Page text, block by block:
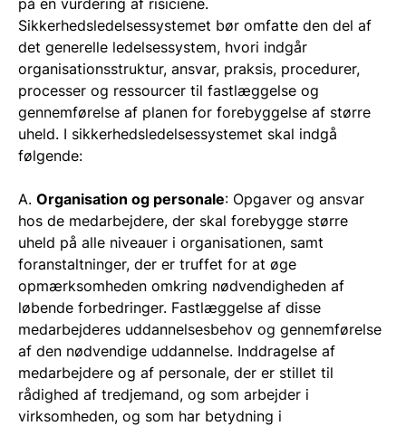
Sikkerhedsledelsessystemet bør omfatte den del af
det generelle ledelsessystem, hvori indgår
organisationsstruktur, ansvar, praksis, procedurer,
processer og ressourcer til fastlæggelse og
gennemførelse af planen for forebyggelse af større
uheld. I sikkerhedsledelsessystemet skal indgå
følgende:
A. Organisation og personale: Opgaver og ansvar
hos de medarbejdere, der skal forebygge større
uheld på alle niveauer i organisationen, samt
foranstaltninger, der er truffet for at øge
opmærksomheden omkring nødvendigheden af
løbende forbedringer. Fastlæggelse af disse
medarbejderes uddannelsesbehov og gennemførelse
af den nødvendige uddannelse. Inddragelse af
medarbejdere og af personale, der er stillet til
rådighed af tredjemand, og som arbejder i
virksomheden, og som har betydning i